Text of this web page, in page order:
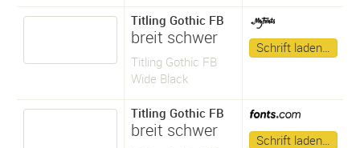
Titling Gothic FB
breit schwer
Titling Gothic FB
Wide Black
Schrift laden…
Titling Gothic FB
breit schwer Schrift laden…